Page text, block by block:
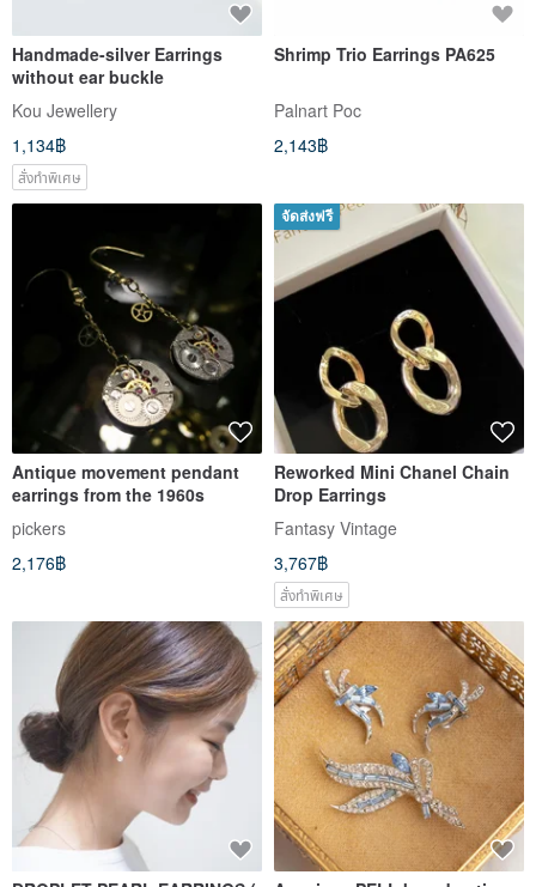
Handmade-silver Earrings
without ear buckle
Kou Jewellery
1,134฿
สั่งทำพิเศษ
Shrimp Trio Earrings PA625
Palnart Poc
2,143฿
Antique movement pendant
earrings from the 1960s
pickers
2,176฿
จัดส่งฟรี
Reworked Mini Chanel Chain
Drop Earrings
Fantasy Vintage
3,767฿
สั่งทำพิเศษ